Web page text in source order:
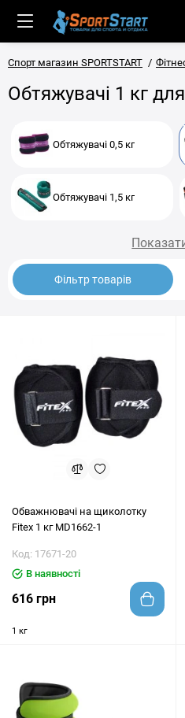
Спорт магазин SPORTSTART
Обтяжувачі 1 кг
Обтяжувачі 0,5 кг
Обтяжувачі 1,5 кг
Фільтр товарів
Обважнювачі на щиколотку
Fitex 1 кг MD1662-1
Код: 17671-20
В наявності
616 грн
1 кг